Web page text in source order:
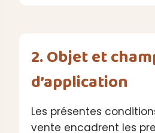
2. Objet et
d’application
Les présentes
vente encadrent les